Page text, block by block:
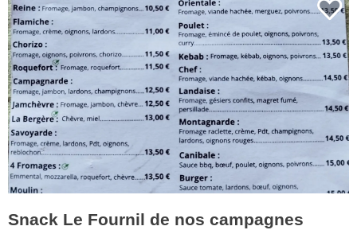
Snack Le Fournil de nos campagnes